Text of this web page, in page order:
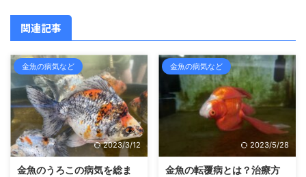
関連記事
金魚の病気など
2023/3/12
金魚のうろこの病気を総ま
金魚の病気など
2023/5/28
金魚の転覆病とは？治療方